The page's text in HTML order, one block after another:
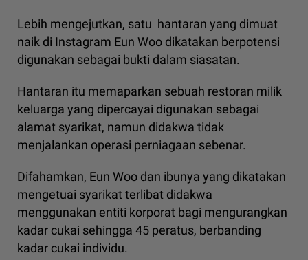
Lebih mengejutkan, satu hantaran yang dimuat
naik di Instagram Eun Woo dikatakan berpotensi
digunakan sebagai bukti dalam siasatan.
Hantaran itu memaparkan sebuah restoran milik
keluarga yang dipercayai digunakan sebagai
alamat syarikat, namun didakwa tidak
menjalankan operasi perniagaan sebenar.
Difahamkan, Eun Woo dan ibunya yang dikatakan
mengetuai syarikat terlibat didakwa
menggunakan entiti korporat bagi mengurangkan
kadar cukai sehingga 45 peratus, berbanding
kadar cukai individu.